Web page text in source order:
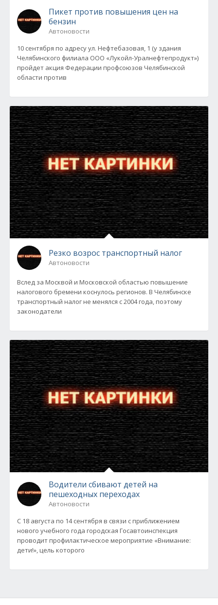
Пикет против повышения цен на
бензин
Автоновости
10 сентября по адресу ул. Нефтебазовая, 1 (у здания
Челябинского филиала ООО «Лукойл-Уралнефтепродукт»)
пройдет акция Федерации профсоюзов Челябинской
области против
Резко возрос транспортный налог
Автоновости
Вслед за Москвой и Московской областью повышение
налогового бремени коснулось регионов. В Челябинске
транспортный налог не менялся с 2004 года, поэтому
законодатели
Водители сбивают детей на
пешеходных переходах
Автоновости
С 18 августа по 14 сентября в связи с приближением
нового учебного года городская Госавтоинспекция
проводит профилактическое мероприятие «Внимание:
дети!», цель которого